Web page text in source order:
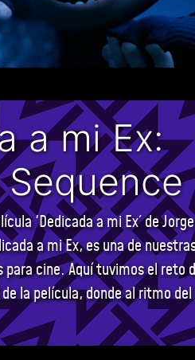
a mi Ex:
'Dedicada a mi Ex´ de Jorge
a mi Ex, es una de
cine. Aquí tuvimos el reto
la película, donde al ritmo del